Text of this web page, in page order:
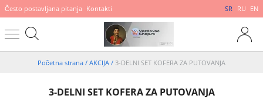
Često postavljana pitanja Kontakti SR RU EN
Početna strana / AKCIJA / 3-DELNI SET KOFERA ZA PUTOVANJA
3-DELNI SET KOFERA ZA PUTOVANJA